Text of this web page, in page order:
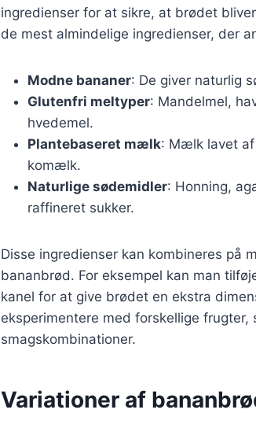
ingredienser for at sikre, at brødet
de mest almindelige ingredienser, der
Modne bananer: De giver naturlig
Glutenfri meltyper: Mandelmel,
hvedemel.
Plantebaseret mælk: Mælk lavet af
komælk.
Naturlige sødemidler: Honning,
raffineret sukker.
Disse ingredienser kan kombineres på
bananbrød. For eksempel kan man
kanel for at give brødet en ekstra
eksperimentere med forskellige
smagskombinationer.
Variationer af